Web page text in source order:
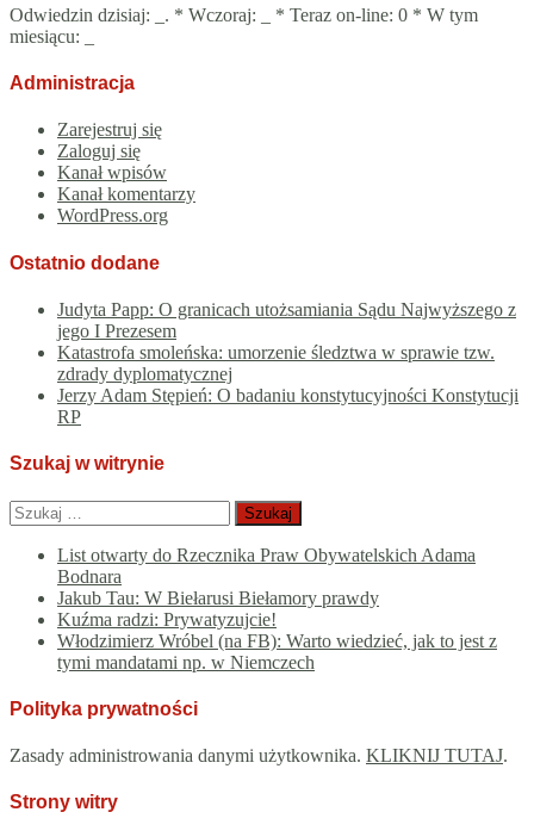
Odwiedzin dzisiaj: . * Wczoraj:
* Teraz on-line: 0 * W tym
miesiącu:
Administracja
Zarejestruj się
Zaloguj się
Kanał wpisów
Kanał komentarzy
WordPress.org
Ostatnio dodane
Judyta Papp: O granicach utożsamiania Sądu Najwyższego z
jego I Prezesem
Katastrofa smoleńska: umorzenie śledztwa w sprawie tzw.
zdrady dyplomatycznej
Jerzy Adam Stępień: O badaniu konstytucyjności Konstytucji
RP
Szukaj w witrynie
Szukaj:
List otwarty do Rzecznika Praw Obywatelskich Adama
Bodnara
Jakub Tau: W Biełarusi Biełamory prawdy
Kuźma radzi: Prywatyzujcie!
Włodzimierz Wróbel (na FB): Warto wiedzieć, jak to jest z
tymi mandatami np. w Niemczech
Polityka prywatności
Zasady administrowania danymi użytkownika. KLIKNIJ TUTAJ.
Strony witry